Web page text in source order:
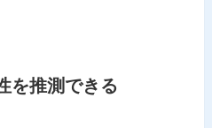
を推測できる